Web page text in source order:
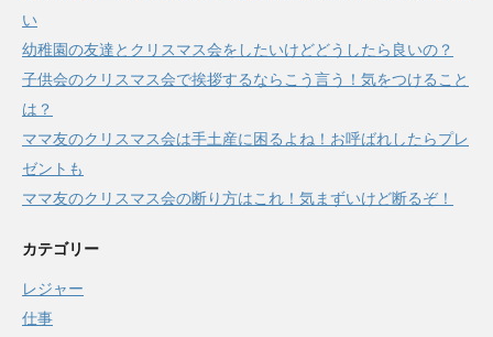
い
幼稚園の友達とクリスマス会をしたいけどどうしたら良いの？
子供会のクリスマス会で挨拶するならこう言う！気をつけること
は？
ママ友のクリスマス会は手土産に困るよね！お呼ばれしたらプレ
ゼントも
ママ友のクリスマス会の断り方はこれ！気まずいけど断るぞ！
カテゴリー
レジャー
仕事